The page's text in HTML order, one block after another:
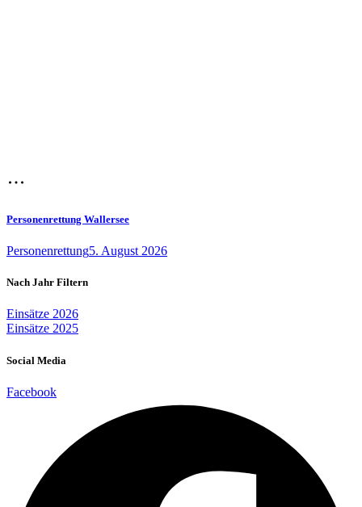
Personenrettung Wallersee
Personenrettung5. August 2026
Nach Jahr Filtern
Einsätze 2026
Einsätze 2025
Social Media
Facebook